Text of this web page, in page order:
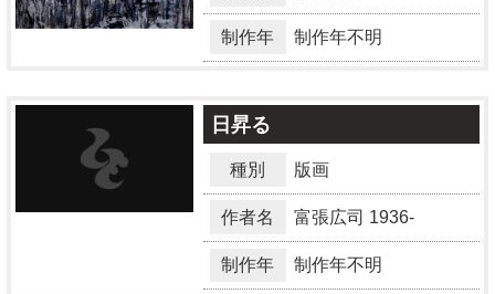
制作年 制作年不明
日昇る
種別 版画
作者名 富張広司 1936-
制作年 制作年不明